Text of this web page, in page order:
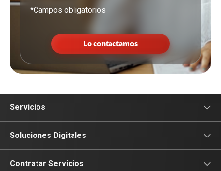
*Campos obligatorios
Lo contactamos
Servicios
Conectividad
Colaboración
Soluciones Digitales
Sectores
Contratar Servicios